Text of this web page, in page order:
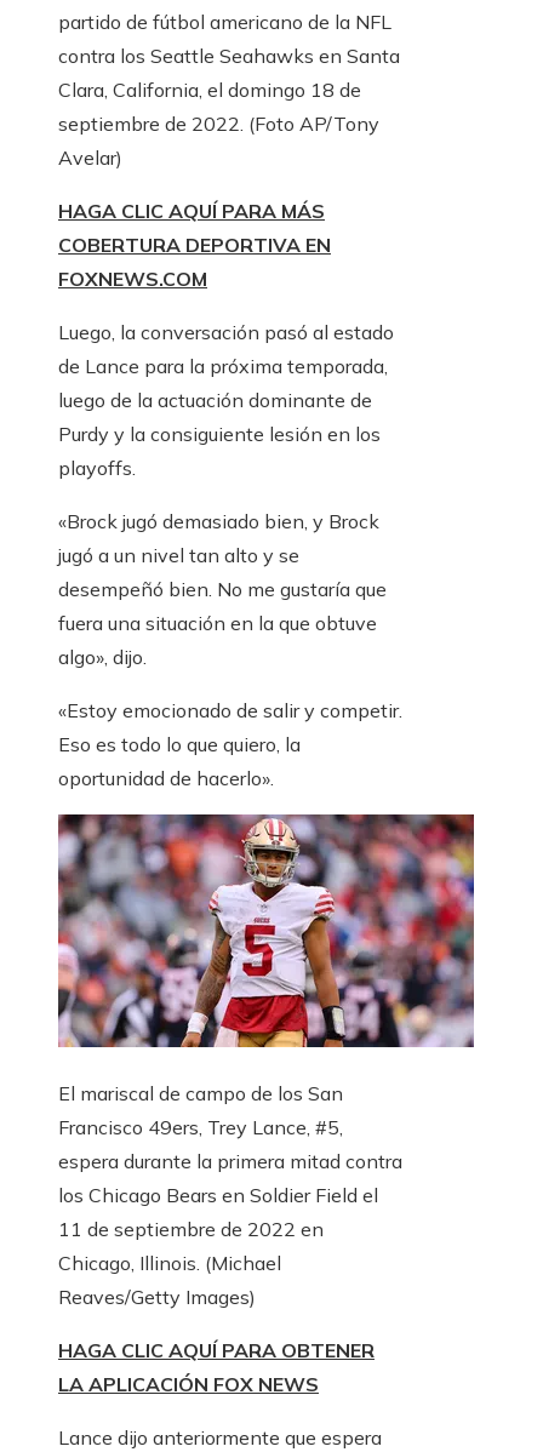
partido de fútbol americano de la NFL
contra los Seattle Seahawks en Santa
Clara, California, el domingo 18 de
septiembre de 2022. (Foto AP/Tony
Avelar)
HAGA CLIC AQUÍ PARA MÁS
COBERTURA DEPORTIVA EN
FOXNEWS.COM
Luego, la conversación pasó al estado
de Lance para la próxima temporada,
luego de la actuación dominante de
Purdy y la consiguiente lesión en los
playoffs.
«Brock jugó demasiado bien, y Brock
jugó a un nivel tan alto y se
desempeñó bien. No me gustaría que
fuera una situación en la que obtuve
algo», dijo.
«Estoy emocionado de salir y competir.
Eso es todo lo que quiero, la
oportunidad de hacerlo».
El mariscal de campo de los San
Francisco 49ers, Trey Lance, #5,
espera durante la primera mitad contra
los Chicago Bears en Soldier Field el
11 de septiembre de 2022 en
Chicago, Illinois. (Michael
Reaves/Getty Images)
HAGA CLIC AQUÍ PARA OBTENER
LA APLICACIÓN FOX NEWS
Lance dijo anteriormente que espera